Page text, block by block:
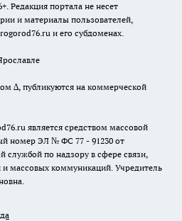
Редакция портала не несет
и материалы пользователей,
и его субдоменах.
∆, публикуются на коммерческой
является средством массовой
номер ЭЛ № ФС 77 - 91230 от
службой по надзору в сфере связи,
массовых коммуникаций. Учредитель